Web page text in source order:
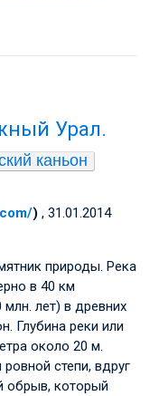
Урал.
каньон
) , 31.01.2014
природы. Река
в 40 км
лет) в древних
Глубина реки или
около 20 м.
степи, вдруг
обрыв, который